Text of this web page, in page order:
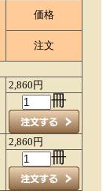
価格
注文
2,860円
冊
2,860円
冊